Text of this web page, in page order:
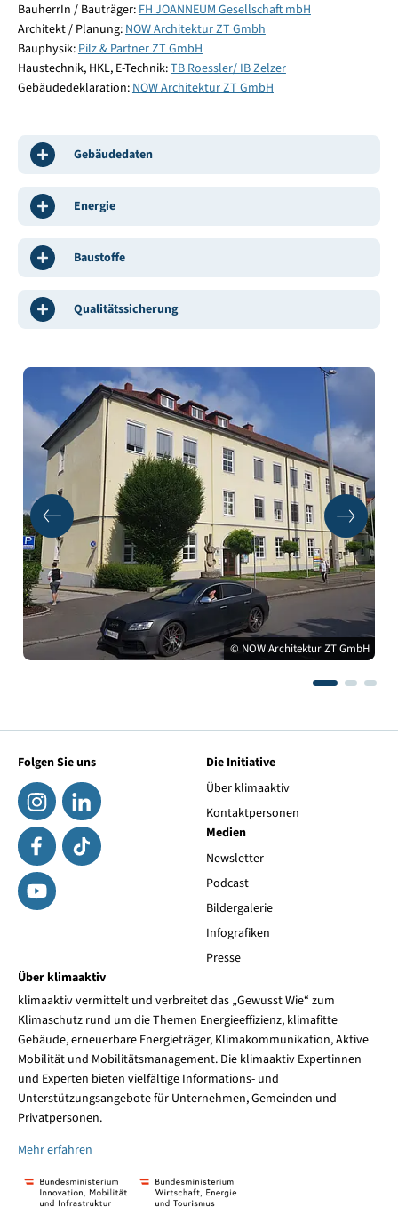
BauherrIn / Bauträger:FH JOANNEUM Gesellschaft mbH
Architekt / Planung:NOW Architektur ZT Gmbh
Bauphysik:Pilz & Partner ZT GmbH
Haustechnik, HKL, E-Technik:TB Roessler/ IB Zelzer
Gebäudedeklaration:NOW Architektur ZT GmbH
Gebäudedaten
Energie
Baustoffe
Qualitätssicherung
© NOW Architektur ZT GmbH
Folgen Sie uns
Die Initiative
Über klimaaktiv
Kontaktpersonen
Medien
Newsletter
Podcast
Bildergalerie
Infografiken
Presse
Über klimaaktiv
klimaaktiv vermittelt und verbreitet das „Gewusst Wie“ zum
Klimaschutz rund um die Themen Energieeffizienz, klimafitte
Gebäude, erneuerbare Energieträger, Klimakommunikation, Aktive
Mobilität und Mobilitätsmanagement. Die klimaaktiv Expertinnen
und Experten bieten vielfältige Informations- und
Unterstützungsangebote für Unternehmen, Gemeinden und
Privatpersonen.
Mehr erfahren